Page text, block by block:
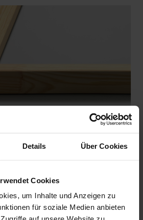
Details Über Cookies
Cookies
um Inhalte und Anzeigen zu
für soziale Medien anbieten
wirksames Vlies für klare
starke, hochverdichtete weiße
speziell für die Sprachfrequenz
nach OEKO-TEX® Standard 100